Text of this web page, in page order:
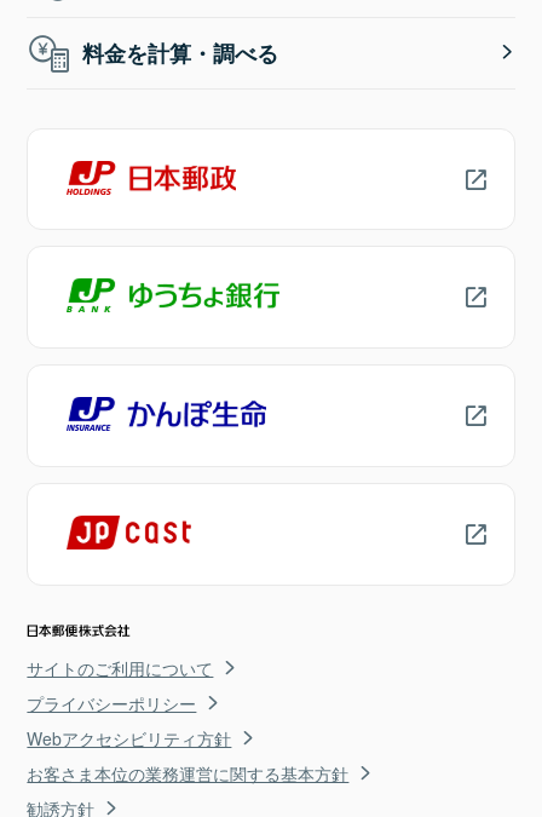
料金を計算・調べる
サイトのご利用について
プライバシーポリシー
Webアクセシビリティ方針
お客さま本位の業務運営に関する基本方針
勧誘方針